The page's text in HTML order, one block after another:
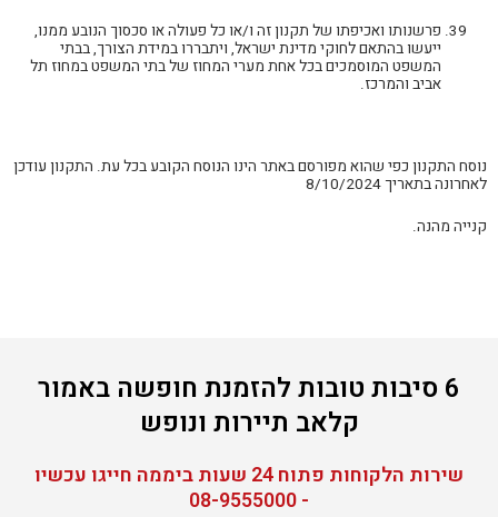
פרשנותו ואכיפתו של תקנון זה ו/או כל פעולה או סכסוך הנובע ממנו,
ייעשו בהתאם לחוקי מדינת ישראל, ויתבררו במידת הצורך, בבתי
המשפט המוסמכים בכל אחת מערי המחוז של בתי המשפט במחוז תל
אביב והמרכז.
נוסח התקנון כפי שהוא מפורסם באתר הינו הנוסח הקובע בכל עת. התקנון עודכן
לאחרונה בתאריך 8/10/2024
קנייה מהנה.
6 סיבות טובות להזמנת חופשה באמור
קלאב תיירות ונופש
שירות הלקוחות פתוח 24 שעות ביממה חייגו עכשיו
- 08-9555000